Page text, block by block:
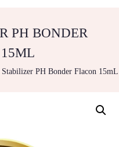
PH BONDER
PH Bonder Flacon 15mL